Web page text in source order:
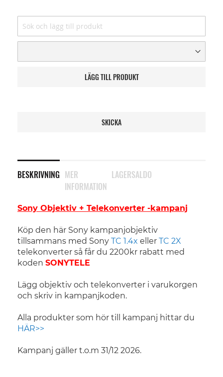
LÄGG TILL PRODUKT
SKICKA
BESKRIVNING
Sony Objektiv + Telekonverter -kampanj
Köp den här Sony kampanjobjektiv
tillsammans med Sony TC 1.4x eller TC 2X
telekonverter så får du 2200kr rabatt med
koden SONYTELE
Lägg objektiv och telekonverter i varukorgen
och skriv in kampanjkoden.
Alla produkter som hör till kampanj hittar du
HÄR>>
Kampanj gäller t.o.m 31/12 2026.
MER
INFORMATION
LAGERSALDO